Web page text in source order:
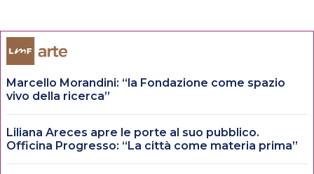
Marcello Morandini: “la Fondazione come spazio
vivo della ricerca”
Liliana Areces apre le porte al suo pubblico.
Officina Progresso: “La città come materia prima”